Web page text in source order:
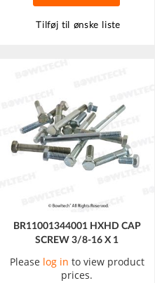
Tilføj til ønske liste
BR11001344001 HXHD CAP
SCREW 3/8-16 X 1
Please log in to view product
prices.